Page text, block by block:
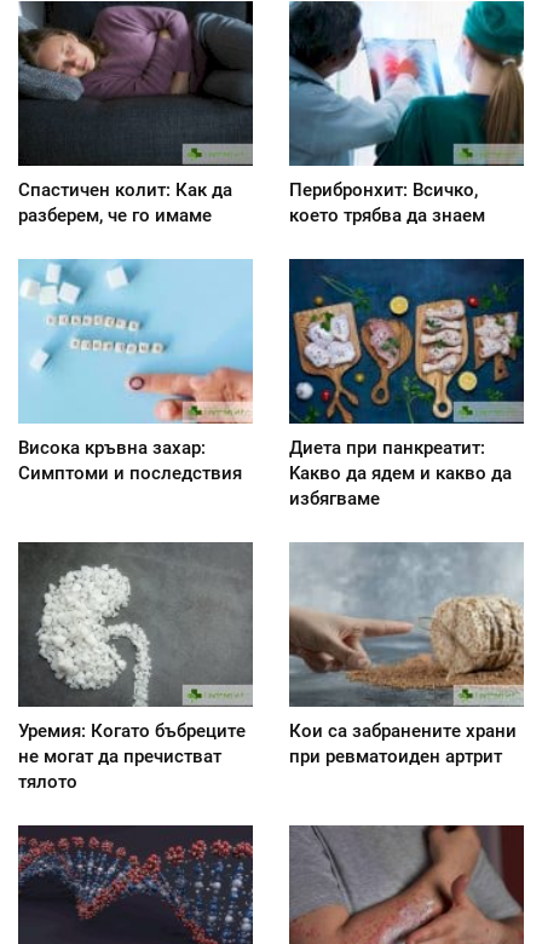
Спастичен колит: Как да
разберем, че го имаме
Перибронхит: Всичко,
което трябва да знаем
Висока кръвна захар:
Симптоми и последствия
Диета при панкреатит:
Kакво да ядем и какво да
избягваме
Уремия: Когато бъбреците
не могат да пречистват
тялото
Кои са забранените храни
при ревматоиден артрит